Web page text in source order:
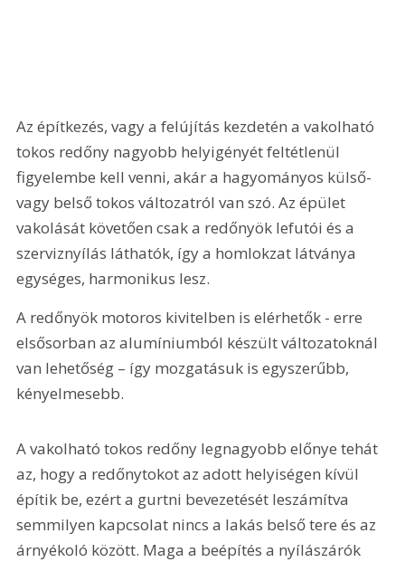
Az építkezés, vagy a felújítás kezdetén a vakolható
tokos redőny nagyobb helyigényét feltétlenül
figyelembe kell venni, akár a hagyományos külső-
vagy belső tokos változatról van szó. Az épület
vakolását követően csak a redőnyök lefutói és a
szerviznyílás láthatók, így a homlokzat látványa
egységes, harmonikus lesz.
A redőnyök motoros kivitelben is elérhetők - erre
elsősorban az alumíniumból készült változatoknál
van lehetőség – így mozgatásuk is egyszerűbb,
kényelmesebb.
A vakolható tokos redőny legnagyobb előnye tehát
az, hogy a redőnytokot az adott helyiségen kívül
építik be, ezért a gurtni bevezetését leszámítva
semmilyen kapcsolat nincs a lakás belső tere és az
árnyékoló között. Maga a beépítés a nyílászárók